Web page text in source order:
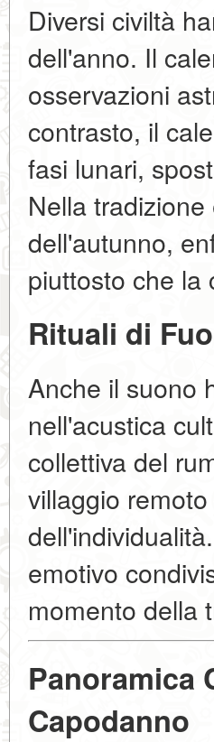
Diversi civiltà
dell'anno. Il
osservazioni
contrasto, il
fasi lunari,
Nella
dell'autunno,
piuttosto che la
Rituali di
Anche il suono
nell'acustica
collettiva del
villaggio
emotivo
momento della
Panoramica
Capodanno